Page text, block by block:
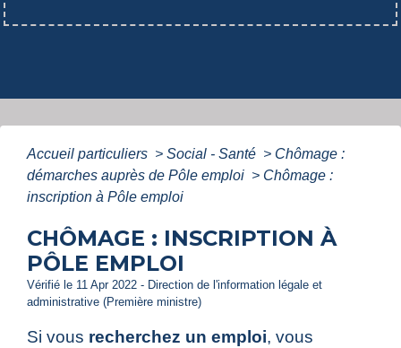
Accueil particuliers > Social - Santé > Chômage :
démarches auprès de Pôle emploi > Chômage :
inscription à Pôle emploi
CHÔMAGE : INSCRIPTION À
PÔLE EMPLOI
Vérifié le 11 Apr 2022 - Direction de l'information légale et
administrative (Première ministre)
Si vous recherchez un emploi, vous